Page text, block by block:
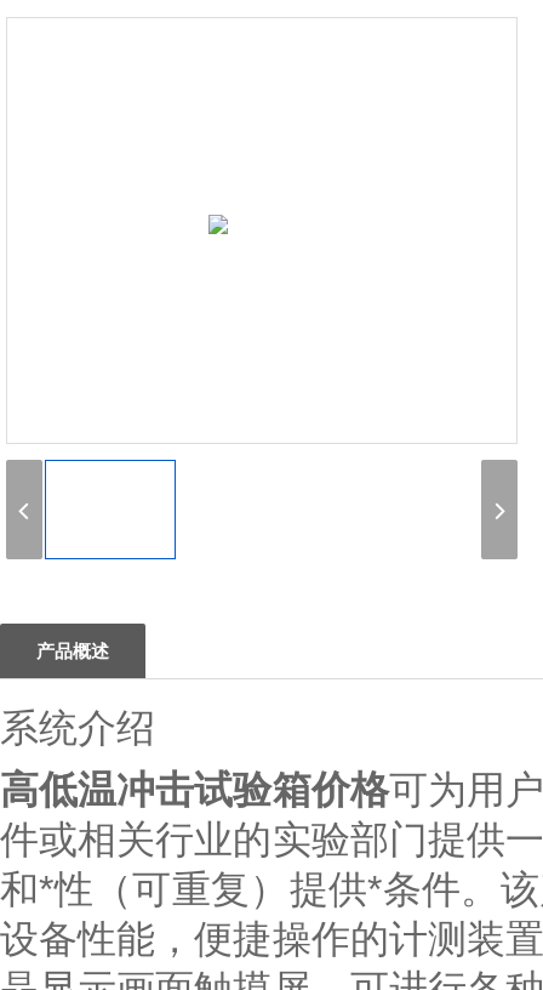
产品概述
系统介绍
高低温冲击试验箱价格可为用
件或相关行业的实验部门提供
和*性（可重复）提供*条件。
设备性能，便捷操作的计测装